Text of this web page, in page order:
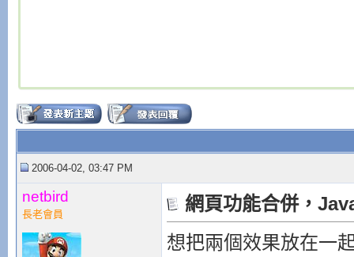
2006-04-02, 03:47 PM
netbird
長老會員
網頁功能合併，
想把兩個效果放在一